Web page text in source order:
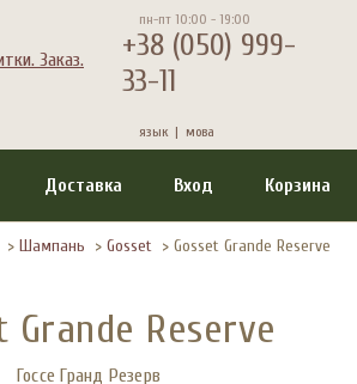
пн-пт 10:00 - 19:00
+38 (050) 999-
33-11
язык | мова
Доставка Вход Корзина
> Шампань > Gosset > Gosset Grande Reserve
Grande Reserve
Госсе Гранд Резерв